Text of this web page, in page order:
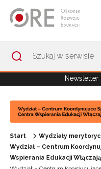
Newsletter
Start
Wydziały
Wydział – Centrum
Wspierania Edukacji